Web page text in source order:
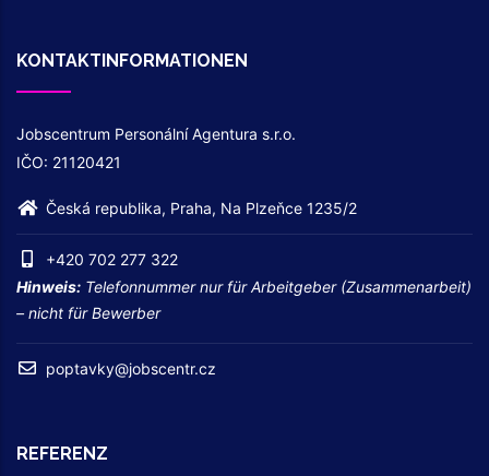
KONTAKTINFORMATIONEN
Jobscentrum Personální Agentura s.r.o.
IČO: 21120421
Česká republika, Praha, Na Plzeňce 1235/2
+420 702 277 322
Hinweis: Telefonnummer nur für Arbeitgeber (Zusammenarbeit)
– nicht für Bewerber
poptavky@jobscentr.cz
REFERENZ